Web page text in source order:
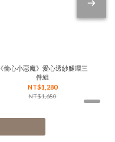
《偷心小惡魔》愛心透紗腿環三
件組
NT$1,280
NT$1,680